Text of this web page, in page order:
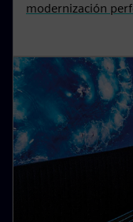
modernización